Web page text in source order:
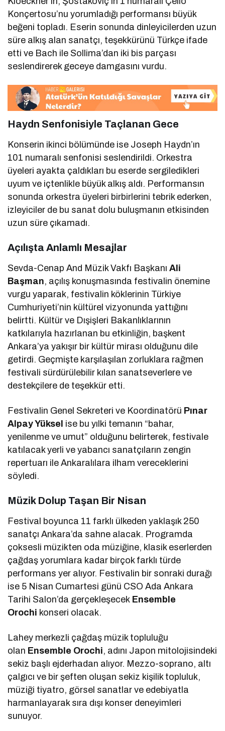
Konçertosu’nu yorumladığı performansı büyük
beğeni topladı. Eserin sonunda dinleyicilerden uzun
süre alkış alan sanatçı, teşekkürünü Türkçe ifade
etti ve Bach ile Sollima’dan iki bis parçası
seslendirerek geceye damgasını vurdu.
Haydn Senfonisiyle Taçlanan Gece
Konserin ikinci bölümünde ise Joseph Haydn’ın
101 numaralı senfonisi seslendirildi. Orkestra
üyeleri ayakta çaldıkları bu eserde sergiledikleri
uyum ve içtenlikle büyük alkış aldı. Performansın
sonunda orkestra üyeleri birbirlerini tebrik ederken,
izleyiciler de bu sanat dolu buluşmanın etkisinden
uzun süre çıkamadı.
Açılışta Anlamlı Mesajlar
Sevda-Cenap And Müzik Vakfı BaşkanıAli
Başman, açılış konuşmasında festivalin önemine
vurgu yaparak, festivalin köklerinin Türkiye
Cumhuriyeti’nin kültürel vizyonunda yattığını
belirtti. Kültür ve Dışişleri Bakanlıklarının
katkılarıyla hazırlanan bu etkinliğin, başkent
Ankara’ya yakışır bir kültür mirası olduğunu dile
getirdi. Geçmişte karşılaşılan zorluklara rağmen
festivali sürdürülebilir kılan sanatseverlere ve
destekçilere de teşekkür etti.
Festivalin Genel Sekreteri ve Koordinatörü Pınar
Alpay Yüksel ise bu yılki temanın “bahar,
yenilenme ve umut” olduğunu belirterek, festivale
katılacak yerli ve yabancı sanatçıların zengin
repertuarı ile Ankaralılara ilham vereceklerini
söyledi.
Müzik Dolup Taşan Bir Nisan
Festival boyunca 11 farklı ülkeden yaklaşık 250
sanatçı Ankara’da sahne alacak. Programda
çoksesli müzikten oda müziğine, klasik eserlerden
çağdaş yorumlara kadar birçok farklı türde
performans yer alıyor. Festivalin bir sonraki durağı
ise 5 Nisan Cumartesi günü CSO Ada Ankara
Tarihi Salon’da gerçekleşecek Ensemble
Orochi konseri olacak.
Lahey merkezli çağdaş müzik topluluğu
olan Ensemble Orochi, adını Japon mitolojisindeki
sekiz başlı ejderhadan alıyor. Mezzo-soprano, altı
çalgıcı ve bir şeften oluşan sekiz kişilik topluluk,
müziği tiyatro, görsel sanatlar ve edebiyatla
harmanlayarak sıra dışı konser deneyimleri
sunuyor.